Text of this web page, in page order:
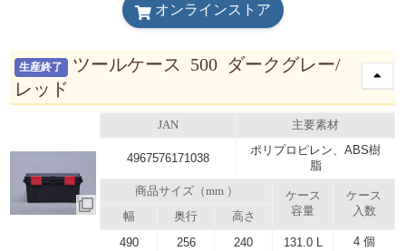
オンラインストア
生産終了
ツールケース 500 ダークグレー/
レッド
JAN 主要素材
4967576171038
ポリプロピレン、ABS樹
脂
商品サイズ（mm ）
ケース
容量
ケース
入数
幅 奥行 高さ
490 256 240 131.0 L 4 個